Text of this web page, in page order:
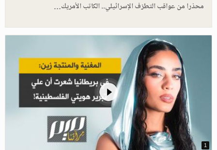
محذرا من عواقب التطرّف الإسرائيلي.. الكاتب الأمريك…
1